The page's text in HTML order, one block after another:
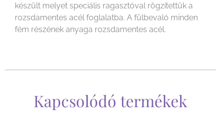
készült melyet speciális ragasztóval rögzítettük a
rozsdamentes acél foglalatba. A fülbevaló minden
fém részének anyaga rozsdamentes acél.
Kapcsolódó termékek